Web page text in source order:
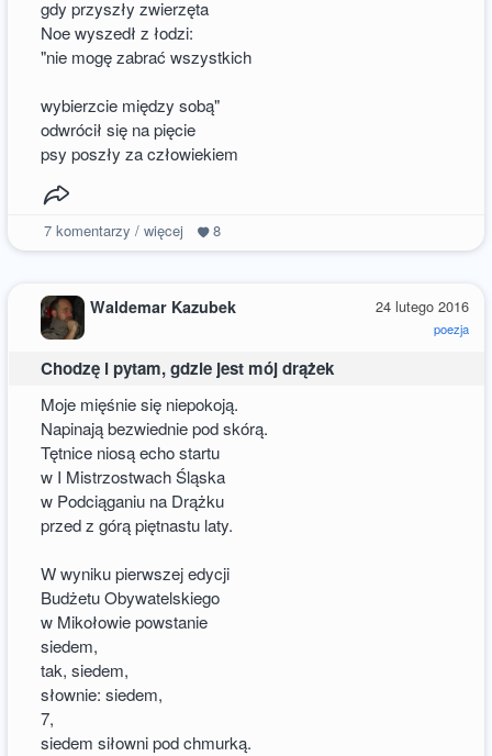
gdy przyszły zwierzęta
Noe wyszedł z łodzi:
"nie mogę zabrać wszystkich
wybierzcie między sobą"
odwrócił się na pięcie
psy poszły za człowiekiem
7komentarzy / więcej 8
24 lutego 2016
poezja
Waldemar Kazubek
Chodzę i pytam, gdzie jest mój drążek
Moje mięśnie się niepokoją.
Napinają bezwiednie pod skórą.
Tętnice niosą echo startu
w I Mistrzostwach Śląska
w Podciąganiu na Drążku
przed z górą piętnastu laty.
W wyniku pierwszej edycji
Budżetu Obywatelskiego
w Mikołowie powstanie
siedem,
tak, siedem,
słownie: siedem,
7,
siedem siłowni pod chmurką.